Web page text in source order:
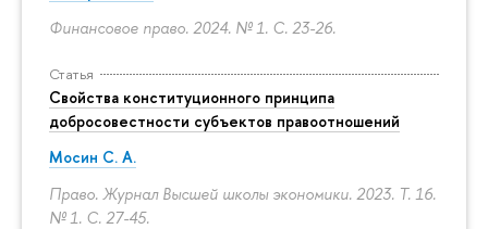
Финансовое право. 2024. № 1. С. 23-26.
Статья
Свойства конституционного принципа
добросовестности субъектов правоотношений
Мосин С. А.
Право. Журнал Высшей школы экономики. 2023. Т. 16.
№ 1. С. 27-45.